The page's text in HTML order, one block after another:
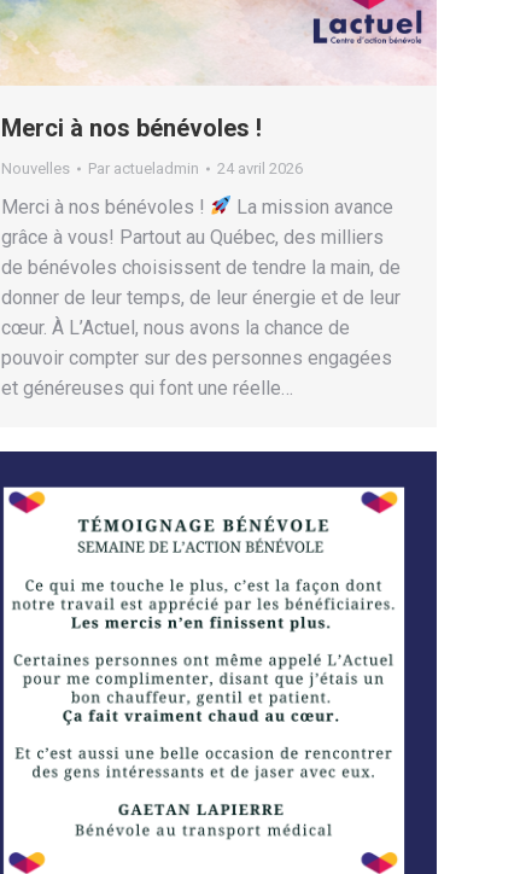
Merci à nos bénévoles !
Nouvelles Par actueladmin 24 avril 2026
Merci à nos bénévoles !
La mission avance
grâce à vous! Partout au Québec, des milliers
de bénévoles choisissent de tendre la main, de
donner de leur temps, de leur énergie et de leur
cœur. À L’Actuel, nous avons la chance de
pouvoir compter sur des personnes engagées
et généreuses qui font une réelle…